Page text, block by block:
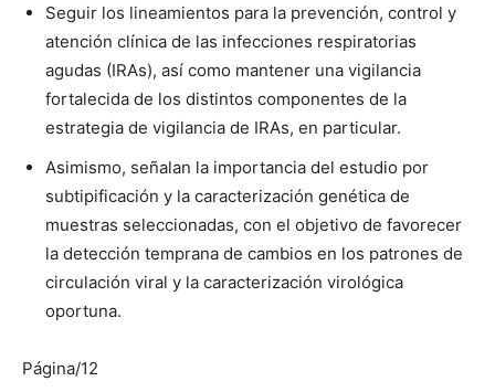
Seguir los lineamientos para la prevención, control y
atención clínica de las infecciones respiratorias
agudas (IRAs), así como mantener una vigilancia
fortalecida de los distintos componentes de la
estrategia de vigilancia de IRAs, en particular.
Asimismo, señalan la importancia del estudio por
subtipificación y la caracterización genética de
muestras seleccionadas, con el objetivo de favorecer
la detección temprana de cambios en los patrones de
circulación viral y la caracterización virológica
oportuna.
Página/12